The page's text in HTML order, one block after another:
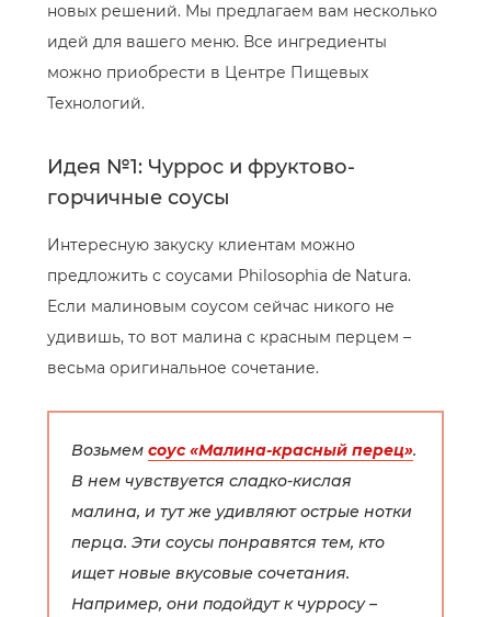
новых решений. Мы предлагаем вам несколько
идей для вашего меню. Все ингредиенты
можно приобрести в Центре Пищевых
Технологий.
Идея №1: Чуррос и фруктово-
горчичные соусы
Интересную закуску клиентам можно
предложить с соусами Philosophia de Natura.
Если малиновым соусом сейчас никого не
удивишь, то вот малина с красным перцем –
весьма оригинальное сочетание.
Возьмем соус «Малина-красный перец».
В нем чувствуется сладко-кислая
малина, и тут же удивляют острые нотки
перца. Эти соусы понравятся тем, кто
ищет новые вкусовые сочетания.
Например, они подойдут к чурросу –